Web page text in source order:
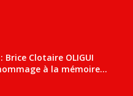
Brice Clotaire OLIGUI
à la mémoire...